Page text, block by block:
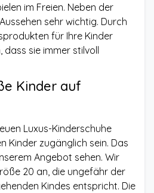
im Freien. Neben der
sehr wichtig. Durch
für Ihre Kinder
dass sie immer stilvoll
Kinder auf
Luxus-Kinderschuhe
Kinder zugänglich sein. Das
Angebot sehen. Wir
20 an, die ungefähr der
Kindes entspricht. Die